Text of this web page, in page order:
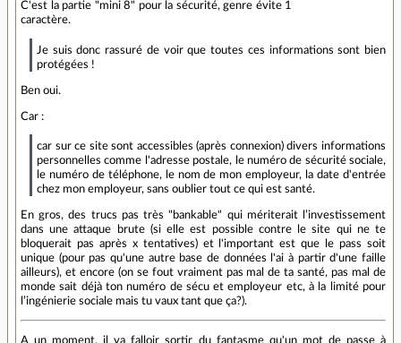
C'est la partie "mini 8" pour la sécurité, genre évite 1
caractère.
Je suis donc rassuré de voir que toutes ces informations sont bien
protégées !
Ben oui.
Car :
car sur ce site sont accessibles (après connexion) divers informations
personnelles comme l'adresse postale, le numéro de sécurité sociale,
le numéro de téléphone, le nom de mon employeur, la date d'entrée
chez mon employeur, sans oublier tout ce qui est santé.
En gros, des trucs pas très "bankable" qui mériterait l’investissement
dans une attaque brute (si elle est possible contre le site qui ne te
bloquerait pas après x tentatives) et l'important est que le pass soit
unique (pour pas qu'une autre base de données l'ai à partir d'une faille
ailleurs), et encore (on se fout vraiment pas mal de ta santé, pas mal de
monde sait déjà ton numéro de sécu et employeur etc, à la limité pour
l’ingénierie sociale mais tu vaux tant que ça?).
A un moment, il va falloir sortir du fantasme qu'un mot de passe à